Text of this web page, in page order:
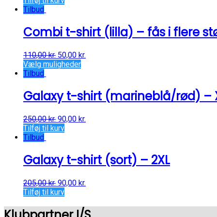
Tilbud
Combi t-shirt (lilla) – fås i flere
110,00kr. 50,00 kr.
Vælg muligheder
Tilbud
Galaxy t-shirt (marineblå/rød) –
250,00kr. 90,00 kr.
Tilføj til kurv
Tilbud
Galaxy t-shirt (sort) – 2XL
205,00kr. 90,00 kr.
Tilføj til kurv